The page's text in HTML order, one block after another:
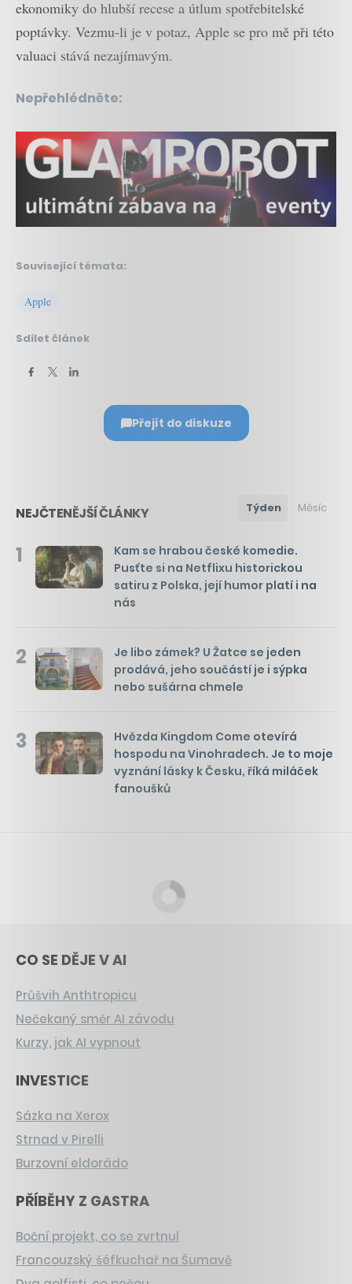
ekonomiky do hlubší recese a útlum spotřebitelské
poptávky. Vezmu-li je v potaz, Apple se pro mě při této
valuaci stává nezajímavým.
Nepřehlédněte:
Související témata:
Apple
Sdílet článek
Přejít do diskuze
NEJČTENĚJŠÍ ČLÁNKY Týden Měsíc
1
Kam se hrabou české komedie.
Pusťte si na Netflixu historickou
satiru z Polska, její humor platí i na
nás
2
Je libo zámek? U Žatce se jeden
prodává, jeho součástí je i sýpka
nebo sušárna chmele
3
Hvězda Kingdom Come otevírá
hospodu na Vinohradech. Je to moje
vyznání lásky k Česku, říká miláček
fanoušků
CO SE DĚJE V AI
Průšvih Anthtropicu
Nečekaný směr AI závodu
Kurzy, jak AI vypnout
INVESTICE
Sázka na Xerox
Strnad v Pirelli
Burzovní eldorádo
PŘÍBĚHY Z GASTRA
Boční projekt, co se zvrtnul
Francouzský šéfkuchař na Šumavě